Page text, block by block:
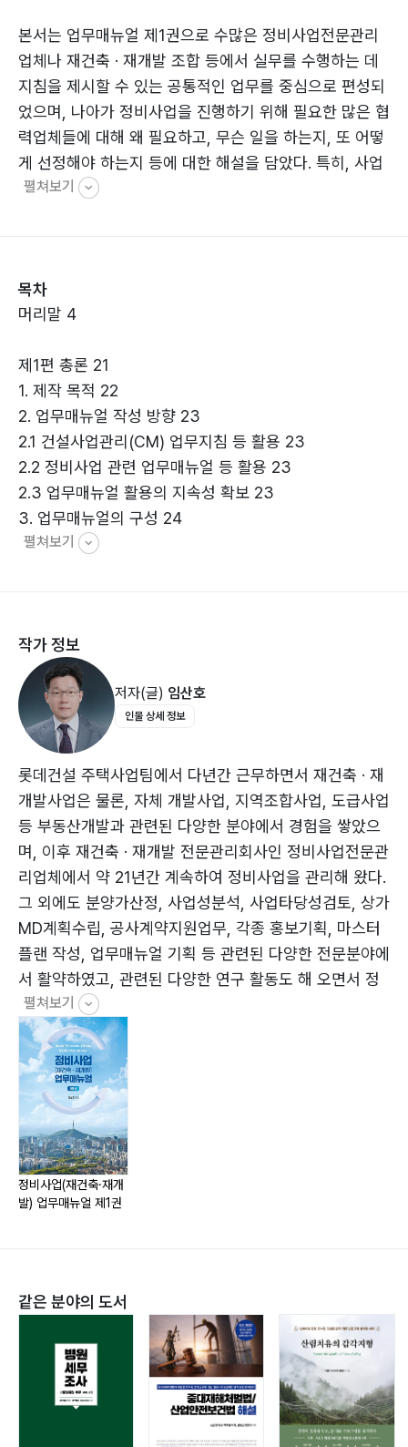
본서는 업무매뉴얼 제1권으로 수많은 정비사업전문관리
업체나 재건축 · 재개발 조합 등에서 실무를 수행하는 데
지침을 제시할 수 있는 공통적인 업무를 중심으로 편성되
었으며, 나아가 정비사업을 진행하기 위해 필요한 많은 협
력업체들에 대해 왜 필요하고, 무슨 일을 하는지, 또 어떻
게 선정해야 하는지 등에 대한 해설을 담았다. 특히, 사업
추진에 가장 비중이 높은 시공사를 어떻게 해야 공정 · 투
록 하였다.
30여 년의 경험을 바탕으로 부족함에 대해 공감하고 필
관리실무 지침과 재건축 · 재개발조합이 상시적으로 수행
해야 하는 업무에 대한 내용, 협력업체 입찰 및 선정에 대
한 구체적인 방법, 약 31개 분야의 협력업체에 대한 해설,
조합원의 이익증대를 위해 반드시 행해야 하는 사업비 관
리와 사업지연을 방지하고 단축시킬 수 있는 일정 관리 등
이 그 내용들이다. 시공자 선정 및 계약 편에서는 최근 논
란이 되고 있는 공사비 증가에 대해 실무자로서 미리 예측
하고 대비할 수 있도록 공사비변동요인에 대해 자세히 다
펼쳐보기
목차
머리말 4
제1편 총론 21
1. 제작 목적 22
2. 업무매뉴얼 작성 방향 23
2.1 건설사업관리(CM) 업무지침 등 활용 23
2.2 정비사업 관련 업무매뉴얼 등 활용 23
2.3 업무매뉴얼 활용의 지속성 확보 23
3. 업무매뉴얼의 구성 24
4. 용어 정리 26
1. 사업관리일반 36
1.1 과업착수준비 및 업무수행계획서 작성 · 운영 36
(1) 과업착수 신고서 작성 36
(2) 업무수행계획서 작성 36
1.2 정비사업관리절차서 작성 · 운영 42
(1) 업무절차서 작성 42
(2) 업무매트릭스 작성 사례 43
1.3 작업분류체계 및 사업번호체계 수립 44
(1) 작업분류체계 수립 44
(2) 문서분류번호체계 수립 45
(3) 자료분류번호체계 수립 45
1.4 문서 관리체계 수립 46
(1) 문서의 기능(행정업무운영 편람 참조) 46
(2) 문서의 종류 47
(3) 문서의 접수 48
(4) 문서의 송부 48
(5) 문서의 보관 48
(6) 문서의 색인 48
(7) 문서의 보안 관리 48
(8) 문서(보고서) 작성 기준(사례 : 행정업무운영 편람)
49
1.5 자료 관리체계 수립 52
(1) 자료 분류 기준 작성 52
(5) 자료의 열람/대출 55
(7) 자료의 폐기 55
1.6 정비사업종합관리시스템 운영 및 정보 관리방안 수립
(1) 정비사업관리정보시스템 구축 및 운영 준비 57
펼쳐보기
작가 정보
저자(글) 임산호
인물 상세 정보
롯데건설 주택사업팀에서 다년간 근무하면서 재건축 · 재
개발사업은 물론, 자체 개발사업, 지역조합사업, 도급사업
등 부동산개발과 관련된 다양한 분야에서 경험을 쌓았으
며, 이후 재건축 · 재개발 전문관리회사인 정비사업전문관
리업체에서 약 21년간 계속하여 정비사업을 관리해 왔다.
그 외에도 분양가산정, 사업성분석, 사업타당성검토, 상가
MD계획수립, 공사계약지원업무, 각종 홍보기획, 마스터
플랜 작성, 업무매뉴얼 기획 등 관련된 다양한 전문분야에
서 활약하였고, 관련된 다양한 연구 활동도 해 오면서 정
비사업의 토탈컨설턴트의 길을 꾸준히 걸어오고 있다.
재건축 · 재개발 현장 관리지역은 서울은 물론, 경기, 부
산, 광주, 대구, 울산, 마산 등 전국 사업장을 관리하면서
각 지역의 특성들을 경험하였고, 거쳐간 사업장 수만 수십
여 개에 달한다.
펼쳐보기
정비사업(재건축·재개
발) 업무매뉴얼 제1권
같은 분야의 도서